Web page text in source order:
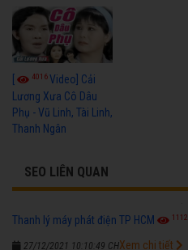
[ 4016Video] Cải
Lương Xưa Cô Dâu
Phụ - Vũ Linh, Tài Linh,
Thanh Ngân
SEO LIÊN QUAN
Thanh lý máy phát điện TP HCM 1112
27/12/2021 10:10:49 CHXem chi tiết